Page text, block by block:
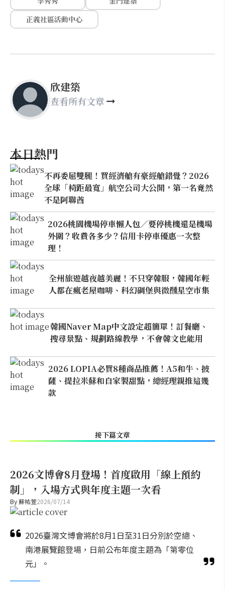
正義社區活動中心
欣建築
查看所有文章
本日熱門
不再委屈雙腿！買經濟艙有豪經艙錯覺？2026
全球「椅距最寬」航空公司大公開，第一名竟然
不是阿聯酋
2026桃園機場停車懶人包／要停桃機還是機場
外圍？收費各多少？信用卡停車優惠一次整
理！
全州旅遊越夜越美麗！不只穿韓服，韓國年輕
人都在瘋老屋咖啡、科幻碉堡與微醺星空市集
韓國Naver Map中文設定超簡單！訂餐廳、
搜尋景點、規劃路線教學，不會韓文也能用
2026 LOPIA必買8種商品推薦！A5和牛、披
薩、提拉米蘇和自家製甜點，總經理親推這幾
款
接下篇文章
2026文博會8月登場！首度啟用「線上預約
制」，入場方式與年度主題一次看
By蘇祐萱2026/07/14
2026臺灣文博會將於8月1日至31日分別於空總、
南港展覽館登場，日前公布年度主題為「第零位
元」。